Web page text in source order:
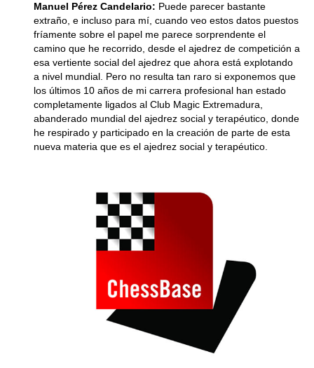
Manuel Pérez Candelario: Puede parecer bastante
extraño, e incluso para mí, cuando veo estos datos puestos
fríamente sobre el papel me parece sorprendente el
camino que he recorrido, desde el ajedrez de competición a
esa vertiente social del ajedrez que ahora está explotando
a nivel mundial. Pero no resulta tan raro si exponemos que
los últimos 10 años de mi carrera profesional han estado
completamente ligados al Club Magic Extremadura,
abanderado mundial del ajedrez social y terapéutico, donde
he respirado y participado en la creación de parte de esta
nueva materia que es el ajedrez social y terapéutico.